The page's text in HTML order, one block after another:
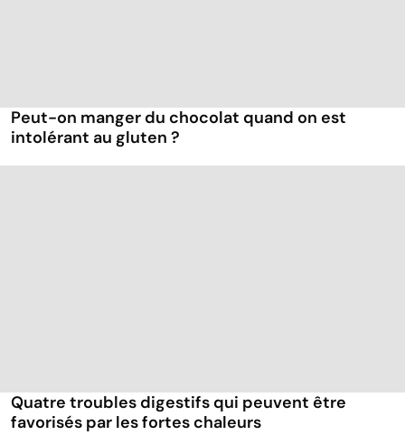
Peut-on manger du chocolat quand on est
intolérant au gluten ?
Quatre troubles digestifs qui peuvent être
favorisés par les fortes chaleurs